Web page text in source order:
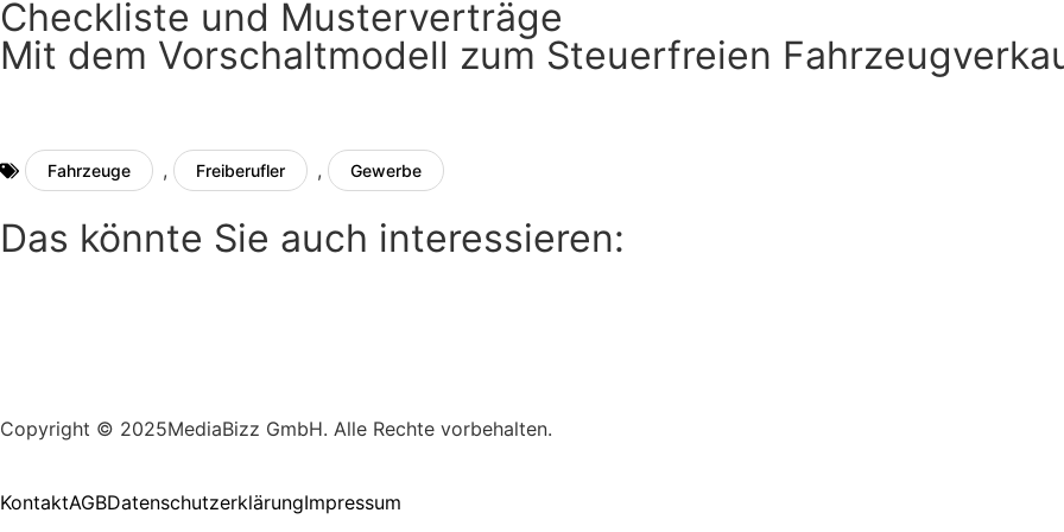
Checkliste und Musterverträge
Mit dem Vorschaltmodell zum Steuerfreien
Fahrzeuge , Freiberufler , Gewerbe
Das könnte Sie auch interessieren:
Copyright © 2025MediaBizz GmbH. Alle Rechte vorbehalten.
KontaktAGBDatenschutzerklärungImpressum